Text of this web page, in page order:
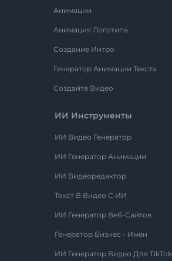
Анимации
Анимация Логотипа
Создание Интро
Генератор Анимации Текста
Создайте Видео
ИИ Инструменты
ИИ Видео Генератор
ИИ Генератор Анимации
ИИ Видеоредактор
Текст В Видео С ИИ
ИИ Генератор Веб-Сайтов
Генератор Бизнес - Имён
ИИ Генератор Видео Для TikTok